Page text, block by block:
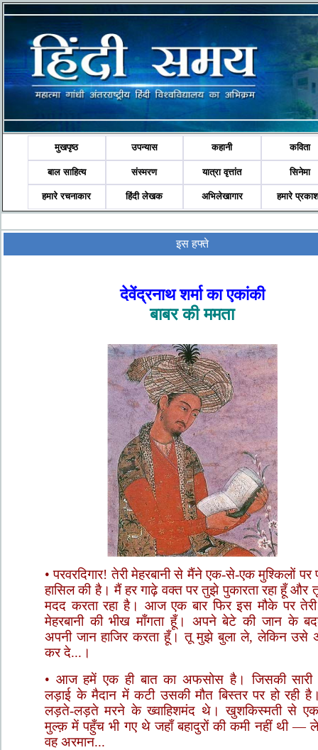
मुखपृष्ठ उपन्यास कहानी कविता
बाल साहित्य संस्मरण यात्रा वृत्तांत सिनेमा
हमारे रचनाकार हिंदी लेखक अभिलेखागार हमारे
इस हफ्ते
देवेंद्रनाथ शर्मा का एकांकी
बाबर की ममता
• परवरदिगार! तेरी मेहरबानी से मैंने एक-से-एक मुश्किलों
हासिल की है। मैं हर गाढ़े वक्त पर तुझे पुकारता रहा हूँ और
मदद करता रहा है। आज एक बार फिर इस मौके पर
मेहरबानी की भीख माँगता हूँ। अपने बेटे की जान के
अपनी जान हाजिर करता हूँ। तू मुझे बुला ले, लेकिन उसे
कर दे...।
• आज हमें एक ही बात का अफसोस है। जिसकी सारी
लड़ाई के मैदान में कटी उसकी मौत बिस्तर पर हो रही
लड़ते-लड़ते मरने के ख्वाहिशमंद थे। खुशकिस्मती से
मुल्क़ में पहुँच भी गए थे जहाँ बहादुरों की कमी नहीं थी —
वह अरमान...